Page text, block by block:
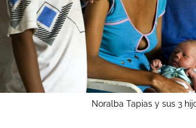
Noralba Tapias y sus 3